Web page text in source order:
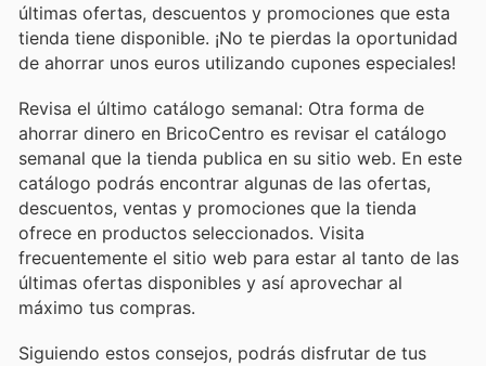
últimas ofertas, descuentos y promociones que esta
tienda tiene disponible. ¡No te pierdas la oportunidad
de ahorrar unos euros utilizando cupones especiales!
Revisa el último catálogo semanal: Otra forma de
ahorrar dinero en BricoCentro es revisar el catálogo
semanal que la tienda publica en su sitio web. En este
catálogo podrás encontrar algunas de las ofertas,
descuentos, ventas y promociones que la tienda
ofrece en productos seleccionados. Visita
frecuentemente el sitio web para estar al tanto de las
últimas ofertas disponibles y así aprovechar al
máximo tus compras.
Siguiendo estos consejos, podrás disfrutar de tus